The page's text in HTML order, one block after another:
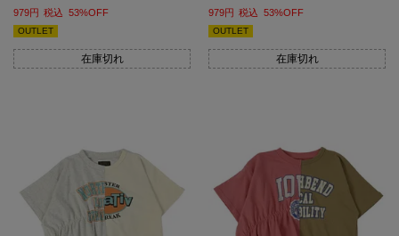
979
税込 53%OFF
OUTLET
在庫切れ
979
税込 53%OFF
OUTLET
在庫切れ